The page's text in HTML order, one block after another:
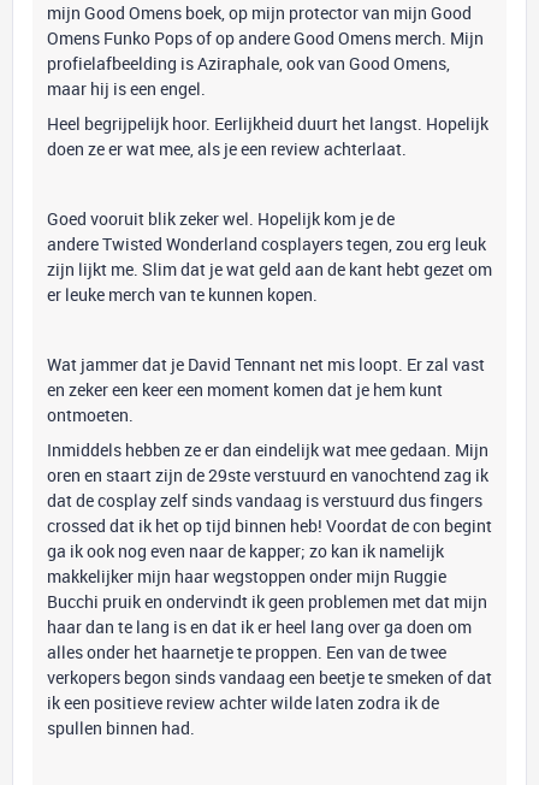
mijn Good Omens boek, op mijn protector van mijn Good
Omens Funko Pops of op andere Good Omens merch. Mijn
profielafbeelding is Aziraphale, ook van Good Omens,
maar hij is een engel.
Heel begrijpelijk hoor. Eerlijkheid duurt het langst. Hopelijk
doen ze er wat mee, als je een review achterlaat.
Goed vooruit blik zeker wel. Hopelijk kom je de
andere Twisted Wonderland cosplayers tegen, zou erg leuk
zijn lijkt me. Slim dat je wat geld aan de kant hebt gezet om
er leuke merch van te kunnen kopen.
Wat jammer dat je David Tennant net mis loopt. Er zal vast
en zeker een keer een moment komen dat je hem kunt
ontmoeten.
Inmiddels hebben ze er dan eindelijk wat mee gedaan. Mijn
oren en staart zijn de 29ste verstuurd en vanochtend zag ik
dat de cosplay zelf sinds vandaag is verstuurd dus fingers
crossed dat ik het op tijd binnen heb! Voordat de con begint
ga ik ook nog even naar de kapper; zo kan ik namelijk
makkelijker mijn haar wegstoppen onder mijn Ruggie
Bucchi pruik en ondervindt ik geen problemen met dat mijn
haar dan te lang is en dat ik er heel lang over ga doen om
alles onder het haarnetje te proppen. Een van de twee
verkopers begon sinds vandaag een beetje te smeken of dat
ik een positieve review achter wilde laten zodra ik de
spullen binnen had.